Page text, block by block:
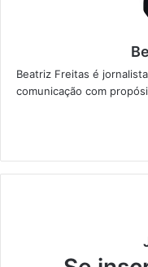
Beatriz Freitas é
comunicação com